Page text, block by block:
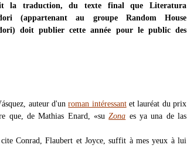
la traduction, du texte final que Literatura
(appartenant au groupe Random House
doit publier cette année pour le public des
auteur d'unroman intéressantet lauréat du prix
que, de Mathias Enard, «suZona es ya una de las
Conrad, Flaubert et Joyce, suffit à mes yeux à lui